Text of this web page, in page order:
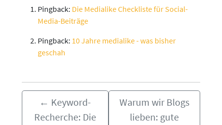
Pingback: Die Medialike Checkliste für Social-
Media-Beiträge
Pingback: 10 Jahre medialike - was bisher
geschah
← Keyword-
Recherche: Die
Warum wir Blogs
lieben: gute